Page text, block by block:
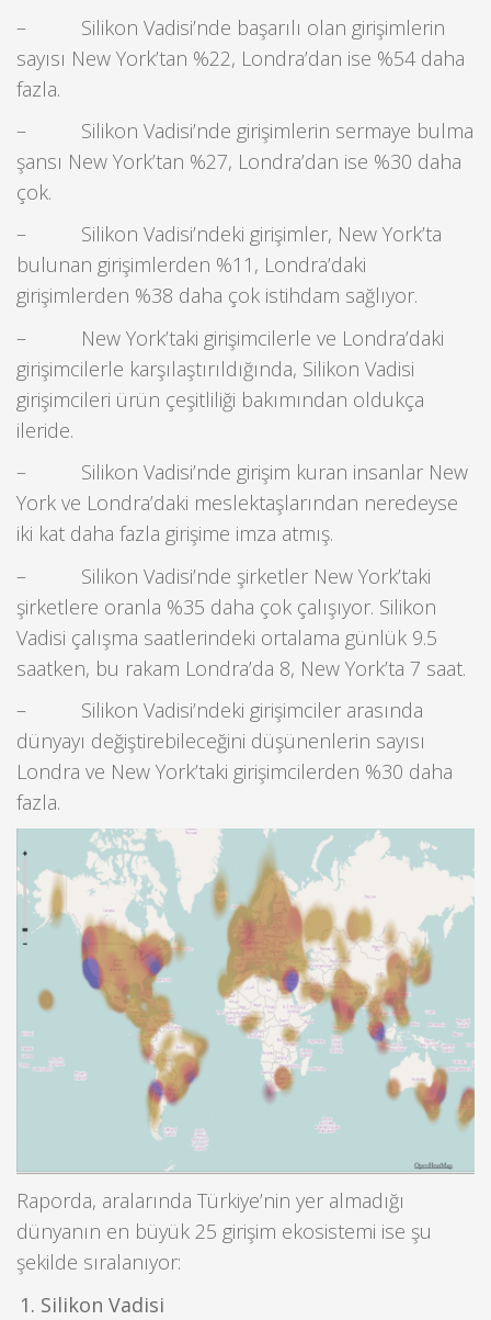
– Silikon Vadisi’nde başarılı olan girişimlerin
sayısı New York’tan %22, Londra’dan ise %54 daha
fazla.
– Silikon Vadisi’nde girişimlerin sermaye bulma
şansı New York’tan %27, Londra’dan ise %30 daha
çok.
– Silikon Vadisi’ndeki girişimler, New York’ta
bulunan girişimlerden %11, Londra’daki
girişimlerden %38 daha çok istihdam sağlıyor.
– New York’taki girişimcilerle ve Londra’daki
girişimcilerle karşılaştırıldığında, Silikon Vadisi
girişimcileri ürün çeşitliliği bakımından oldukça
ileride.
– Silikon Vadisi’nde girişim kuran insanlar New
York ve Londra’daki meslektaşlarından neredeyse
iki kat daha fazla girişime imza atmış.
– Silikon Vadisi’nde şirketler New York’taki
şirketlere oranla %35 daha çok çalışıyor. Silikon
Vadisi çalışma saatlerindeki ortalama günlük 9.5
saatken, bu rakam Londra’da 8, New York’ta 7 saat.
– Silikon Vadisi’ndeki girişimciler arasında
dünyayı değiştirebileceğini düşünenlerin sayısı
Londra ve New York’taki girişimcilerden %30 daha
fazla.
Raporda, aralarında Türkiye’nin yer almadığı
dünyanın en büyük 25 girişim ekosistemi ise şu
şekilde sıralanıyor:
Silikon Vadisi